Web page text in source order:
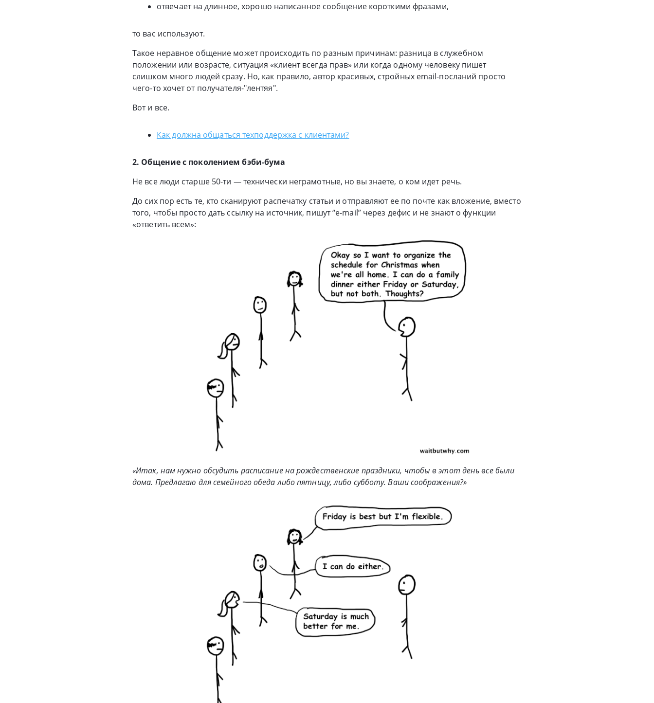
отвечает на длинное, хорошо написанное сообщение короткими фразами,
то вас используют.
Такое неравное общение может происходить по разным причинам: разница в служебном
положении или возрасте, ситуация «клиент всегда прав» или когда одному человеку пишет
слишком много людей сразу. Но, как правило, автор красивых, стройных email-посланий просто
чего-то хочет от получателя-"лентяя".
Вот и все.
Как должна общаться техподдержка с клиентами?
2. Общение с поколением бэби-бума
Не все люди старше 50-ти — технически неграмотные, но вы знаете, о ком идет речь.
До сих пор есть те, кто сканируют распечатку статьи и отправляют ее по почте как вложение, вместо
того, чтобы просто дать ссылку на источник, пишут “e-mail” через дефис и не знают о функции
«ответить всем»:
«Итак, нам нужно обсудить расписание на рождественские праздники, чтобы в этот день все были
дома. Предлагаю для семейного обеда либо пятницу, либо субботу. Ваши соображения?»